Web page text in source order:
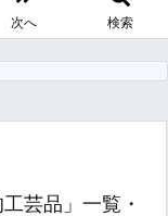
次へ 検索
芸品」一覧・